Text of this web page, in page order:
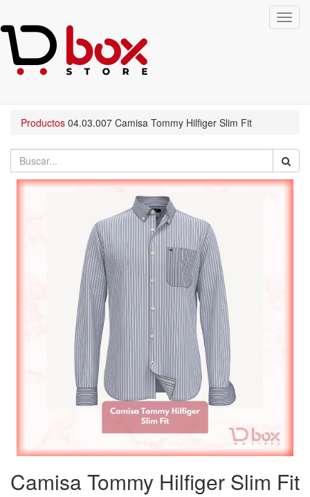
Productos 04.03.007 Camisa Tommy Hilfiger Slim Fit
Camisa Tommy Hilfiger Slim Fit